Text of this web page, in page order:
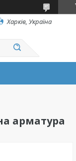
Харків, Україна
арматура